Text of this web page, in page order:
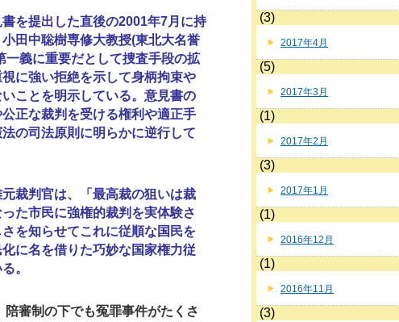
を提出した直後の2001年7月に持
田中聡樹専修大教授(東北大名誉
義に重要だとして捜査手段の拡
に強い拒絶を示して身柄拘束や
ことを明示している。意見書の
正な裁判を受ける権利や適正手
の司法原則に明らかに逆行して
裁判官は、「最高裁の狙いは裁
た市民に強権的裁判を実体験さ
を知らせてこれに従順な国民を
に名を借りた巧妙な国家権力従
。
審制の下でも冤罪事件がたくさ
(3)
2017年4月
(5)
2017年3月
(1)
2017年2月
(3)
2017年1月
(1)
2016年12月
(1)
2016年11月
(3)